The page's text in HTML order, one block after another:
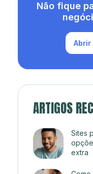
Não fique
Abrir
ARTIGOS
Sites
extra